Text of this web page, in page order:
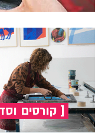
[ קורסים וסדנאות עומק ]